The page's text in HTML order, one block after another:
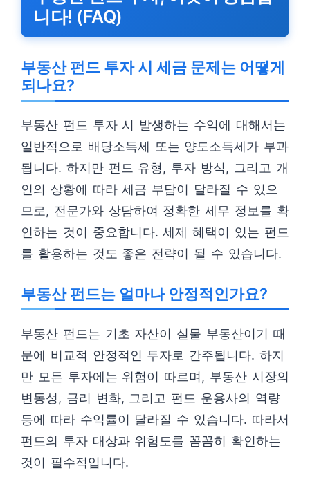
니다! (FAQ)
부동산 펀드 투자 시 세금 문제는 어떻게
되나요?
부동산 펀드 투자 시 발생하는 수익에 대해서는
일반적으로 배당소득세 또는 양도소득세가 부과
됩니다. 하지만 펀드 유형, 투자 방식, 그리고 개
인의 상황에 따라 세금 부담이 달라질 수 있으
므로, 전문가와 상담하여 정확한 세무 정보를 확
인하는 것이 중요합니다. 세제 혜택이 있는 펀드
를 활용하는 것도 좋은 전략이 될 수 있습니다.
부동산 펀드는 얼마나 안정적인가요?
부동산 펀드는 기초 자산이 실물 부동산이기 때
문에 비교적 안정적인 투자로 간주됩니다. 하지
만 모든 투자에는 위험이 따르며, 부동산 시장의
변동성, 금리 변화, 그리고 펀드 운용사의 역량
등에 따라 수익률이 달라질 수 있습니다. 따라서
펀드의 투자 대상과 위험도를 꼼꼼히 확인하는
것이 필수적입니다.